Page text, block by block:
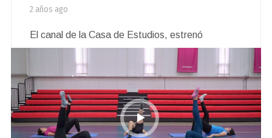
2 años ago
El canal de la Casa de Estudios, estrenó
recientemente los espacios “Código claro:
Derecho a entender” y la segunda temporada de
“Arquitecturas del Territorio”. Este medio de
comunicación además, ahora se puede ver en la
empresa de cable VTR.